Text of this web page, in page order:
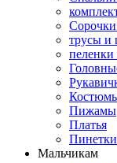
трусы и
Пижамы
Платья
Пинетки
Мальчикам